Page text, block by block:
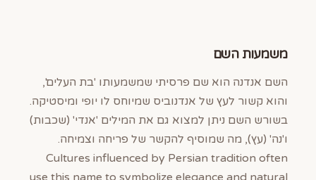
משמעות השם
השם אנדנה הוא שם פרסיתי שמשמעותו 'בת העלים',
והוא קשור לעץ של אנדנוביס שמיוחס לו יופי ומיסטיקה.
בשורש השם ניתן למצוא גם את המילים 'אנדי' (שכבות)
ו'נה' (עץ), מה שמוסיף להקשר של פריחה וצמיחה.
Cultures influenced by Persian tradition often
use this name to symbolize elegance and natural